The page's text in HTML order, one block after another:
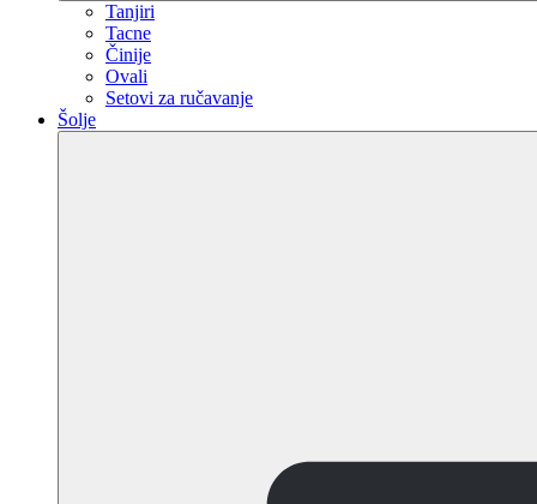
Tanjiri
Tacne
Činije
Ovali
Setovi za ručavanje
Šolje